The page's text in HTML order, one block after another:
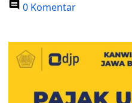
0 Komentar